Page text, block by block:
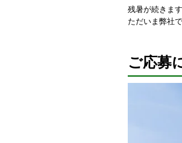
残暑が続きま
ただいま弊社
ご応募